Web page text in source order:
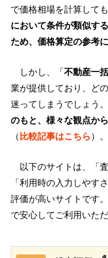
で価格相場を計算して
において条件が類似す
ため、価格算定の参考
しかし、「不動産一
業が提供しており、ど
迷ってしまうでしょう
のもと、様々な観点か
（比較記事はこちら）。
以下のサイトは、「
「利用時の入力しやす
評価が高いサイトです
で安心してご利用いただ